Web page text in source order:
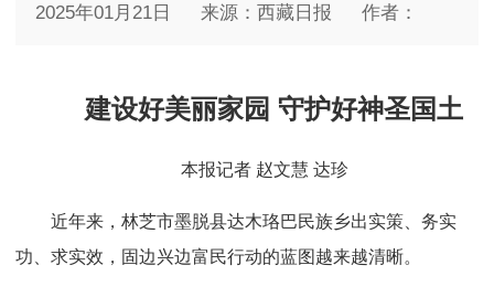
2025年01月21日 来源：西藏日报 作者：
建设好美丽家园 守护好神圣国土
本报记者 赵文慧 达珍
近年来，林芝市墨脱县达木珞巴民族乡出实策、务实
功、求实效，固边兴边富民行动的蓝图越来越清晰。